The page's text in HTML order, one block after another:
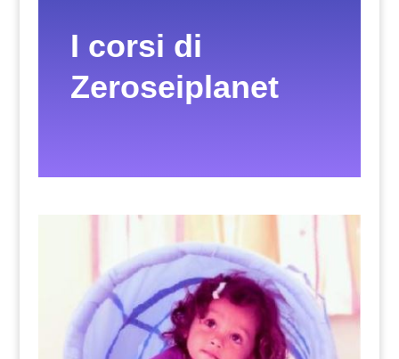
I corsi di
Zeroseiplanet